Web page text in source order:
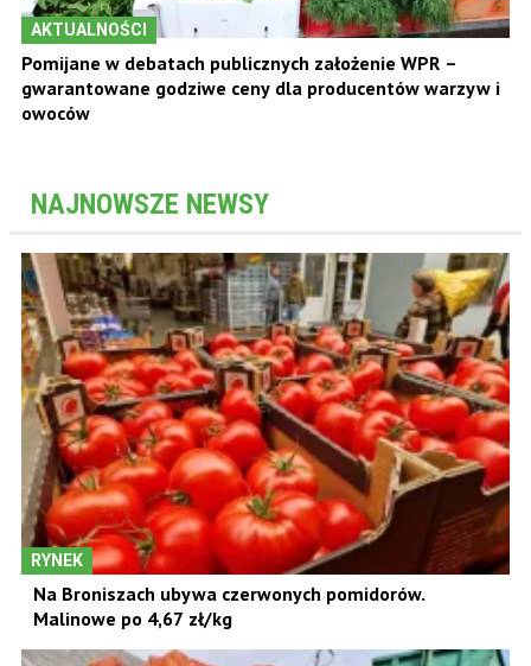
AKTUALNOŚCI
Pomijane w debatach publicznych założenie WPR –
gwarantowane godziwe ceny dla producentów warzyw i
owoców
NAJNOWSZE NEWSY
RYNEK
Na Broniszach ubywa czerwonych pomidorów.
Malinowe po 4,67 zł/kg